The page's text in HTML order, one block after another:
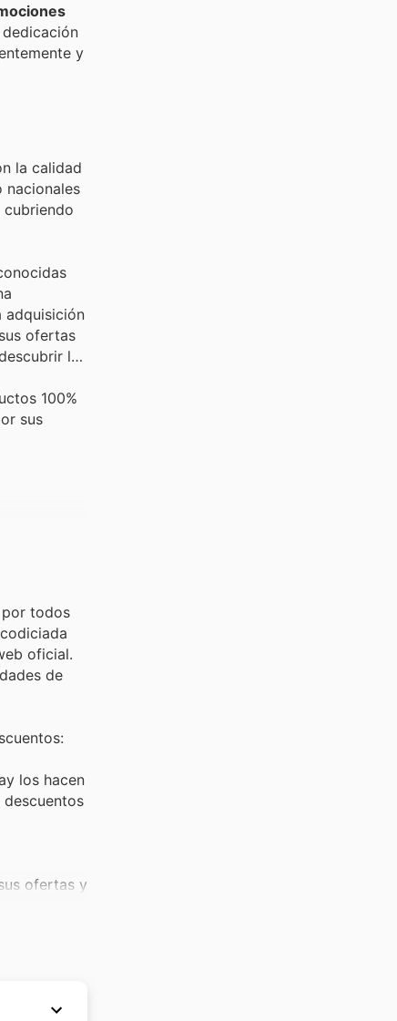
y
la calidad
nacionales
adquisición
ofertas
las
100%
sus
por todos
oficial.
de
los hacen
ofertas y
un